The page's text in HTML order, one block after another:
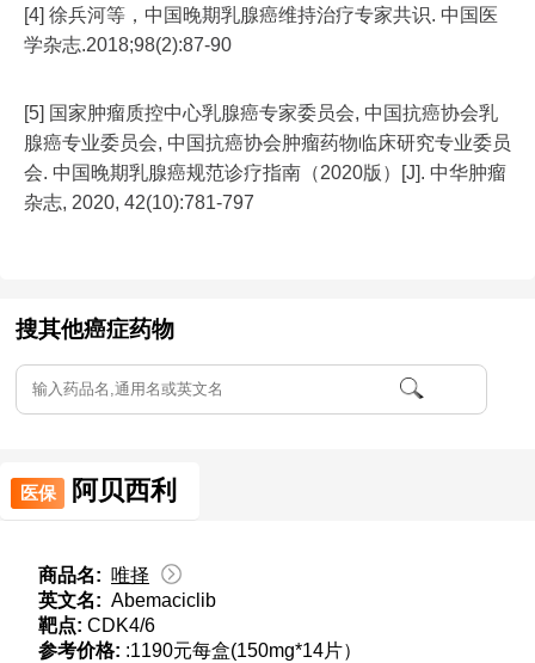
[4] 徐兵河等，中国晚期乳腺癌维持治疗专家共识. 中国医
学杂志.2018;98(2):87-90
[5] 国家肿瘤质控中心乳腺癌专家委员会, 中国抗癌协会乳
腺癌专业委员会, 中国抗癌协会肿瘤药物临床研究专业委员
会. 中国晚期乳腺癌规范诊疗指南（2020版）[J]. 中华肿瘤
杂志, 2020, 42(10):781-797
搜其他癌症药物
医保 阿贝西利
商品名: 唯择
英文名: Abemaciclib
靶点: CDK4/6
参考价格: :1190元每盒(150mg*14片）